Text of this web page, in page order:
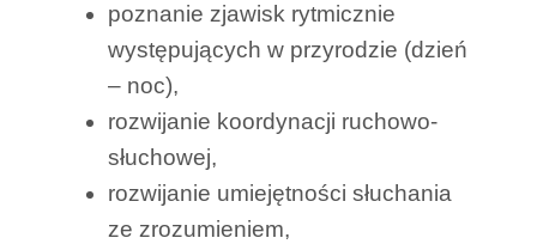
poznanie zjawisk rytmicznie
występujących w przyrodzie (dzień
– noc),
rozwijanie koordynacji ruchowo-
słuchowej,
rozwijanie umiejętności słuchania
ze zrozumieniem,